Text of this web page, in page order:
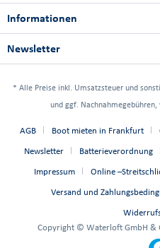
Informationen
Newsletter
* Alle Preise inkl. Umsatzsteuer und
und ggf.
AGB Boot mieten in Frankfurt
Newsletter Batterieverordnung
Impressum Online
Versand und
Copyright © Waterloft GmbH &